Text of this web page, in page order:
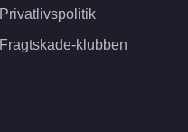
Privatlivspolitik
Fragtskade-klubben